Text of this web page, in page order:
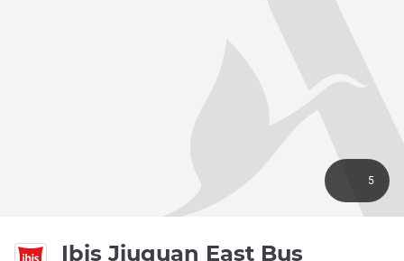
Ibis Jiuquan East Bus
5